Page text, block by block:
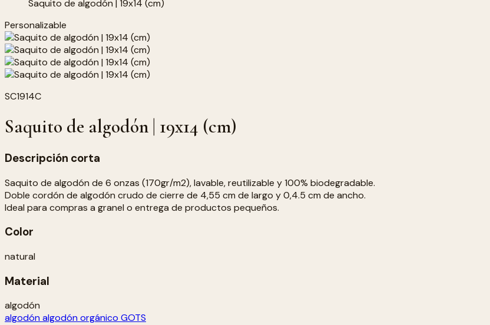
Saquito de algodón | 19x14 (cm)
Personalizable
SC1914C
Saquito de algodón | 19x14 (cm)
Descripción corta
Saquito de algodón de 6 onzas (170gr/m2), lavable, reutilizable y 100% biodegradable.
Doble cordón de algodón crudo de cierre de 4,55 cm de largo y 0,4.5 cm de ancho.
Ideal para compras a granel o entrega de productos pequeños.
Color
natural
Material
algodón
algodón algodón orgánico GOTS